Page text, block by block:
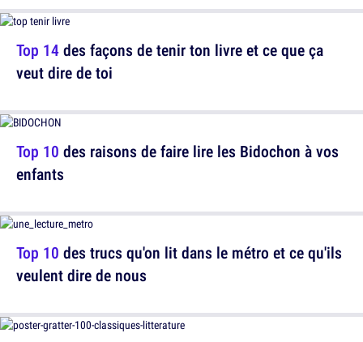
Top 14des façons de tenir ton livre et ce que ça
veut dire de toi
Top 10 des trucs qu'on lit dans le métro et ce qu'ils
veulent dire de nous
Top 10 des raisons de faire lire les Bidochon à vos
enfants